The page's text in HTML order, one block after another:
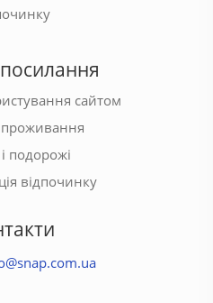
сайтом
подорожі
відпочинку